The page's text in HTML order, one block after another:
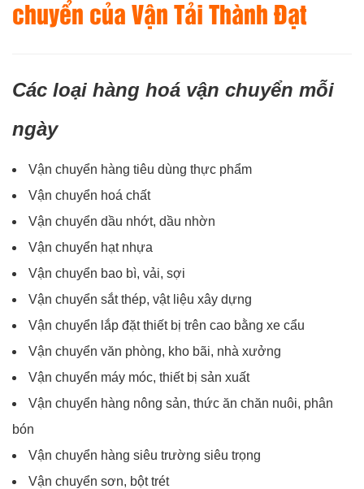
chuyển của Vận Tải Thành Đạt
Các loại hàng hoá vận chuyển mỗi
ngày
Vận chuyển hàng tiêu dùng thực phẩm
Vận chuyển hoá chất
Vận chuyển dầu nhớt, dầu nhờn
Vận chuyển hạt nhựa
Vận chuyển bao bì, vải, sợi
Vận chuyển sắt thép, vật liệu xây dựng
Vận chuyển lắp đặt thiết bị trên cao bằng xe cẩu
Vận chuyển văn phòng, kho bãi, nhà xưởng
Vận chuyển máy móc, thiết bị sản xuất
Vận chuyển hàng nông sản, thức ăn chăn nuôi, phân
bón
Vận chuyển hàng siêu trường siêu trọng
Vận chuyển sơn, bột trét